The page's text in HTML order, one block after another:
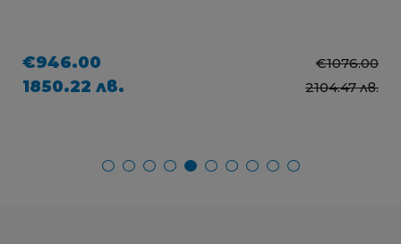
€946.00 €1076.00
1850.22 лв. 2104.47 лв.